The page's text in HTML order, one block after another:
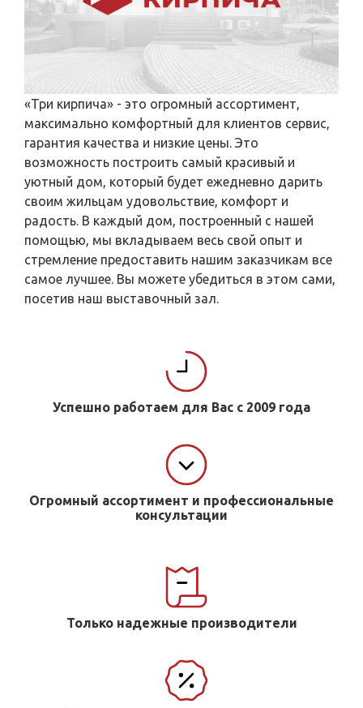
«Три кирпича» - это огромный ассортимент,
максимально комфортный для клиентов сервис,
гарантия качества и низкие цены. Это
возможность построить самый красивый и
уютный дом, который будет ежедневно дарить
своим жильцам удовольствие, комфорт и
радость. В каждый дом, построенный с нашей
помощью, мы вкладываем весь свой опыт и
стремление предоставить нашим заказчикам все
самое лучшее. Вы можете убедиться в этом сами,
посетив наш выставочный зал.
Успешно работаем для Вас с 2009 года
Огромный ассортимент и профессиональные
консультации
Только надежные производители